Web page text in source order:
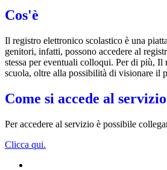
Cos'è
Il registro elettronico scolastico è una
genitori, infatti, possono accedere al
stessa per eventuali colloqui. Per di più,
scuola, oltre alla possibilità di visionare il
Come si accede al servizio
Per accedere al servizio è possibile
Clicca qui.